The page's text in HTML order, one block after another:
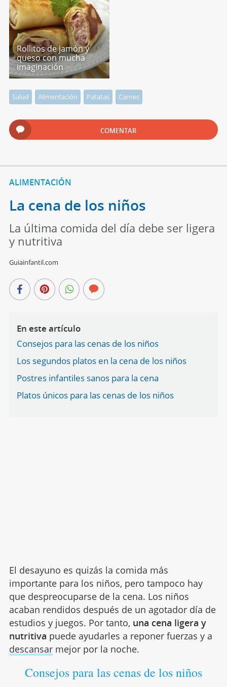
Rollitos de jamón y
queso con mucha
imaginación
Salud Alimentación Patatas Carnes
COMENTAR
ALIMENTACIÓN
La cena de los niños
La última comida del día debe ser ligera
y nutritiva
Guiainfantil.com
En este artículo
Consejos para las cenas de los niños
Los segundos platos en la cena de los niños
Postres infantiles sanos para la cena
Platos únicos para las cenas de los niños
El desayuno es quizás la comida más
importante para los niños, pero tampoco hay
que despreocuparse de la cena. Los niños
acaban rendidos después de un agotador día de
estudios y juegos. Por tanto, una cena ligera y
nutritiva puede ayudarles a reponer fuerzas y a
descansarmejor por la noche.
Consejos para las cenas de los niños